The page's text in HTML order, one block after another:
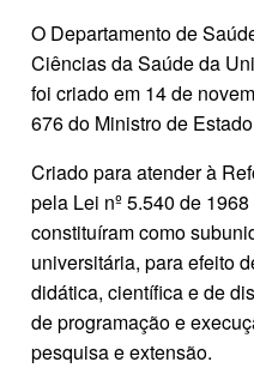
O Departamento de
Ciências da Saúde da
foi criado em 14 de
676 do Ministro de
Criado para atender à
pela Lei nº 5.540 de
constituíram como
universitária, para efeito
didática, científica e de
de programação e
pesquisa e extensão.